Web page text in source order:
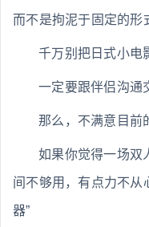
而不是拘泥于固定的形
千万别把日式小电
一定要跟伴侣沟通
那么，不满意目前
如果你觉得一场双
间不够用，有点力不从
器”